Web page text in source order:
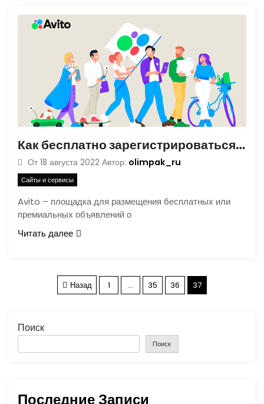
Как бесплатно зарегистрироваться на Авито и подать объявление без электронной почты
От 18 августа 2022 Автор: olimpak_ru
Сайты и сервисы
Avito – площадка для размещения бесплатных или
премиальных объявлений о
Читать далее
П
г
н
Назад 1 … 35 36 37
Поиск
Поиск
Последние Записи